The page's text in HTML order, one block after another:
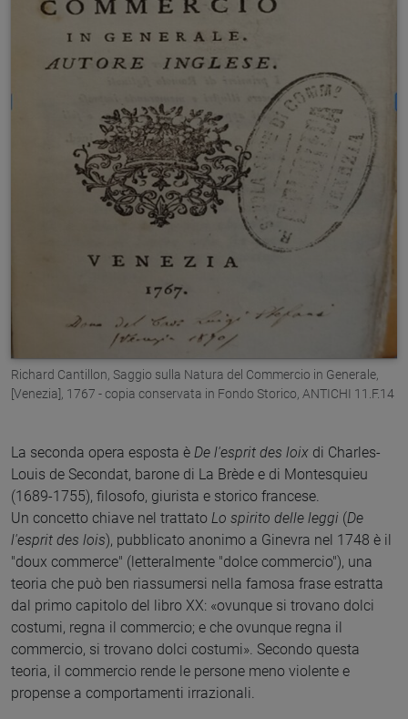
Richard Cantillon, Saggio sulla Natura del Commercio in Generale,
[Venezia], 1767 - copia conservata in Fondo Storico, ANTICHI 11.F.14
La seconda opera esposta è De l'esprit des loix di Charles-
Louis de Secondat, barone di La Brède e di Montesquieu
(1689-1755), filosofo, giurista e storico francese.
Un concetto chiave nel trattato Lo spirito delle leggi (De
l'esprit des lois), pubblicato anonimo a Ginevra nel 1748 è il
"doux commerce" (letteralmente "dolce commercio"), una
teoria che può ben riassumersi nella famosa frase estratta
dal primo capitolo del libro XX: «ovunque si trovano dolci
costumi, regna il commercio; e che ovunque regna il
commercio, si trovano dolci costumi». Secondo questa
teoria, il commercio rende le persone meno violente e
propense a comportamenti irrazionali.